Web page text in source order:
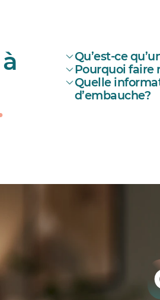
Qu’est-ce
Pourquoi faire
Quelle
d’embauche?